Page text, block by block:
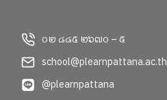
๐๒ ๘๘๕ ๒๖๗๐ – ๕
school@plearnpattana.ac.th
@plearnpattana